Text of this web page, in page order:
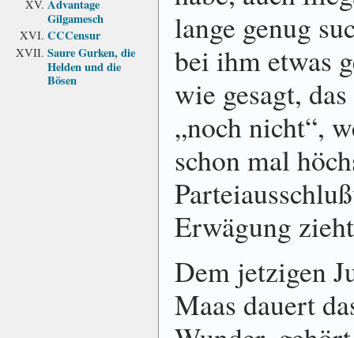
Advantage
Gilgamesch
CCCensur
Saure Gurken, die
Helden und die
Bösen
lange genug
bei ihm etwas
wie gesagt,
„noch nicht“,
schon mal
Erwägung
Dem jetzigen
Maas dauert